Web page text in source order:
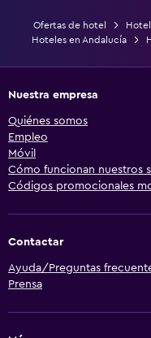
Ofertas de hotel
Hoteles en Andalucía
Nuestra empresa
Quiénes somos
Empleo
Móvil
Cómo funcionan nuestros
Códigos promocionales
Contactar
Ayuda/Preguntas
Prensa